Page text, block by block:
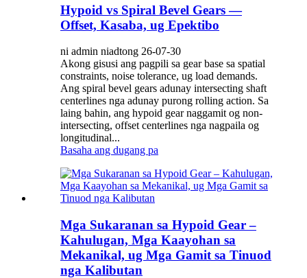
Hypoid vs Spiral Bevel Gears —
Offset, Kasaba, ug Epektibo
ni admin niadtong 26-07-30
Akong gisusi ang pagpili sa gear base sa spatial
constraints, noise tolerance, ug load demands.
Ang spiral bevel gears adunay intersecting shaft
centerlines nga adunay purong rolling action. Sa
laing bahin, ang hypoid gear naggamit og non-
intersecting, offset centerlines nga nagpaila og
longitudinal...
Basaha ang dugang pa
Mga Sukaranan sa Hypoid Gear –
Kahulugan, Mga Kaayohan sa
Mekanikal, ug Mga Gamit sa Tinuod
nga Kalibutan